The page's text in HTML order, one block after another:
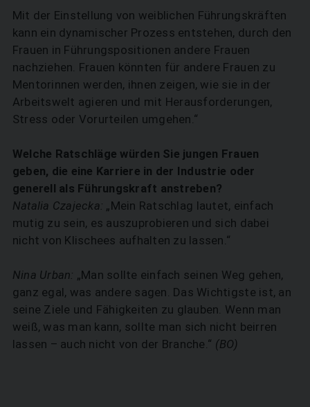
Mit der Einstellung von weiblichen Führungskräften
kann ein dynamischer Prozess entstehen, durch den
Frauen in Führungspositionen andere Frauen
nachziehen. Frauen könnten für andere Frauen zu
Mentorinnen werden, ihnen zeigen, wie sie in der
Arbeitswelt agieren und mit Herausforderungen,
Stress oder Vorurteilen umgehen.“
Welche Ratschläge würden Sie jungen Frauen
geben, die eine Karriere in der Industrie oder
generell als Führungskraft anstreben?
Natalia Czajecka: „Mein Ratschlag lautet, einfach
mutig zu sein, es auszuprobieren und sich dabei
nicht von Klischees aufhalten zu lassen.“
Nina Urban: „Man sollte einfach seinen Weg gehen,
ganz egal, was andere sagen. Das Wichtigste ist, an
seine Ziele und Fähigkeiten zu glauben. Wenn man
weiß, was man kann, sollte man sich nicht beirren
lassen – auch nicht von der Branche.“ (BO)